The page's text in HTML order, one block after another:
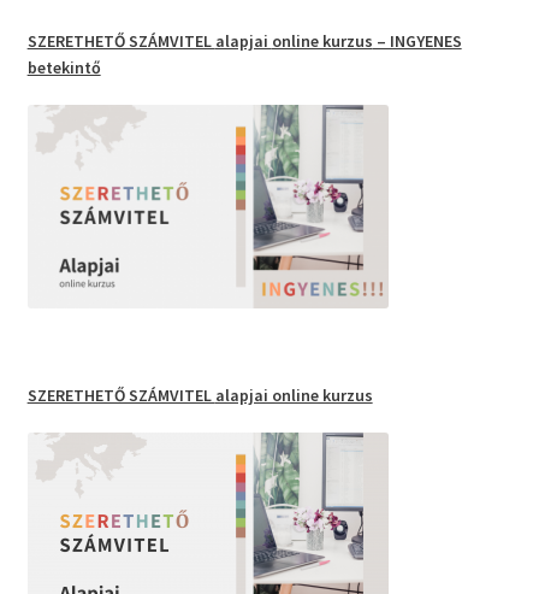
SZERETHETŐ SZÁMVITEL alapjai online kurzus – INGYENES
betekintő
SZERETHETŐ SZÁMVITEL alapjai online kurzus